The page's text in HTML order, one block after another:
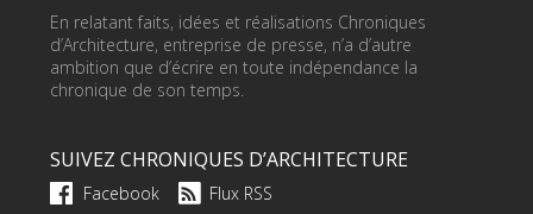
En relatant faits, idées et réalisations Chroniques
d’Architecture, entreprise de presse, n’a d’autre
ambition que d’écrire en toute indépendance la
chronique de son temps.
SUIVEZ CHRONIQUES D’ARCHITECTURE
Facebook Flux RSS